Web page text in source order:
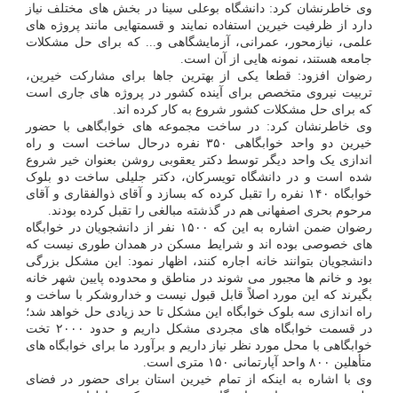
وی خاطرنشان کرد: دانشگاه بوعلی سینا در بخش های مختلف نیاز
دارد از ظرفیت خیرین استفاده نمایند و قسمتهایی مانند پروژه های
علمی، نیازمحور، عمرانی، آزمایشگاهی و... که برای حل مشکلات
جامعه هستند، نمونه هایی از آن است.
رضوان افزود: قطعا یکی از بهترین جاها برای مشارکت خیرین،
تربیت نیروی متخصص برای آینده کشور در پروژه های جاری است
که برای حل مشکلات کشور شروع به کار کرده اند.
وی خاطرنشان کرد: در ساخت مجموعه های خوابگاهی با حضور
خیرین دو واحد خوابگاهی ۳۵۰ نفره درحال ساخت است و راه
اندازی یک واحد دیگر توسط دکتر یعقوبی روشن بعنوان خیر شروع
شده است و در دانشگاه تویسرکان، دکتر جلیلی ساخت دو بلوک
خوابگاه ۱۴۰ نفره را تقبل کرده که بسازد و آقای ذوالفقاری و آقای
مرحوم بحری اصفهانی هم در گذشته مبالغی را تقبل کرده بودند.
رضوان ضمن اشاره به این که ۱۵۰۰ نفر از دانشجویان در خوابگاه
های خصوصی بوده اند و شرایط مسکن در همدان طوری نیست که
دانشجویان بتوانند خانه اجاره کنند، اظهار نمود: این مشکل بزرگی
بود و خانم ها مجبور می شوند در مناطق و محدوده پایین شهر خانه
بگیرند که این مورد اصلاً قابل قبول نیست و خداروشکر با ساخت و
راه اندازی سه بلوک خوابگاه این مشکل تا حد زیادی حل خواهد شد؛
در قسمت خوابگاه های مجردی مشکل داریم و حدود ۲۰۰۰ تخت
خوابگاهی با محل مورد نظر نیاز داریم و برآورد ما برای خوابگاه های
متأهلین ۸۰۰ واحد آپارتمانی ۱۵۰ متری است.
وی با اشاره به اینکه از تمام خیرین استان برای حضور در فضای